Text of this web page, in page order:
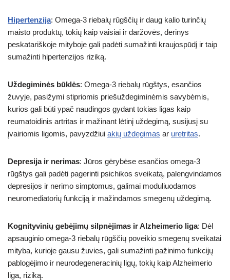
Hipertenzija: Omega-3 riebalų rūgščių ir daug kalio turinčių
maisto produktų, tokių kaip vaisiai ir daržovės, derinys
peskatariškoje mityboje gali padėti sumažinti kraujospūdį ir taip
sumažinti hipertenzijos riziką.
Uždegiminės būklės: Omega-3 riebalų rūgštys, esančios
žuvyje, pasižymi stipriomis priešuždegiminėmis savybėmis,
kurios gali būti ypač naudingos gydant tokias ligas kaip
reumatoidinis artritas ir mažinant lėtinį uždegimą, susijusį su
įvairiomis ligomis, pavyzdžiui akių uždegimas ar uretritas.
Depresija ir nerimas: Jūros gėrybėse esančios omega-3
rūgštys gali padėti pagerinti psichikos sveikatą, palengvindamos
depresijos ir nerimo simptomus, galimai moduliuodamos
neuromediatorių funkciją ir mažindamos smegenų uždegimą.
Kognityvinių gebėjimų silpnėjimas ir Alzheimerio liga: Dėl
apsauginio omega-3 riebalų rūgščių poveikio smegenų sveikatai
mityba, kurioje gausu žuvies, gali sumažinti pažinimo funkcijų
pablogėjimo ir neurodegeneracinių ligų, tokių kaip Alzheimerio
liga, riziką.